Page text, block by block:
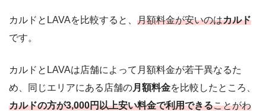
カルドとLAVAを比較すると、 月額料金が安いのはカルド
です。
カルドとLAVAは店舗によって月額料金が若干異なるた
め、同じエリアにある店舗の月額料金を比較したところ、
カルドの方が3,000円以上安い料金で利用できることがわ